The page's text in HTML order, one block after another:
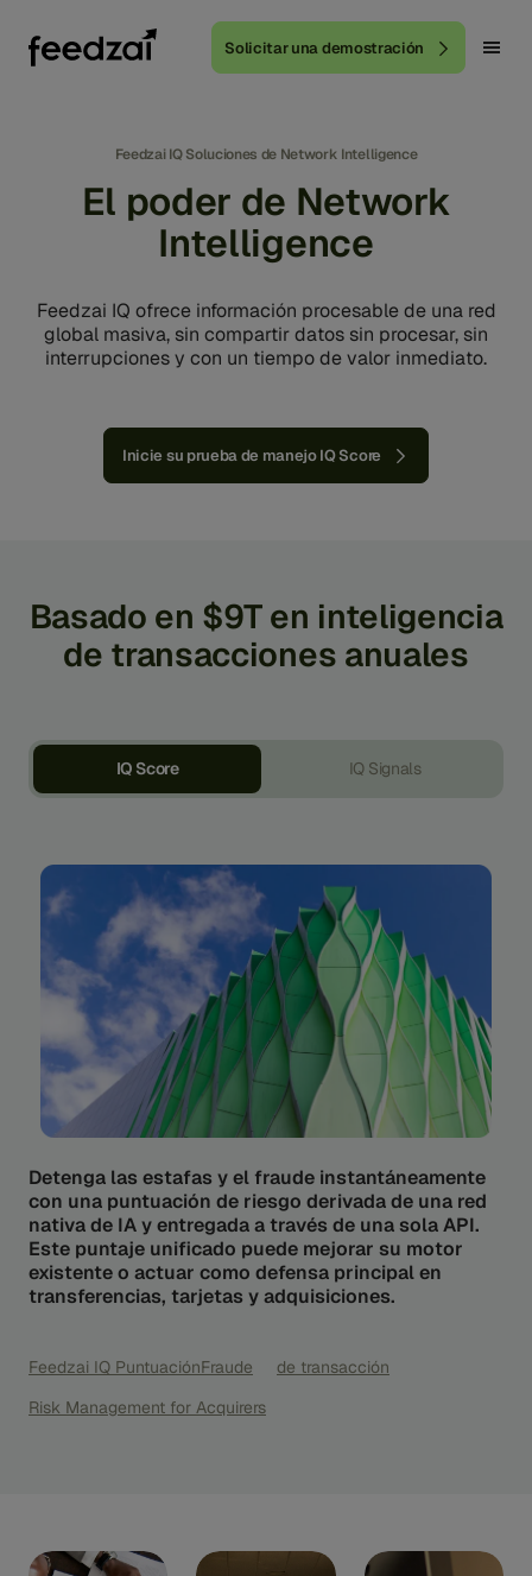
Solicitar una demostración
Feedzai IQ Soluciones de Network Intelligence
El poder de Network
Intelligence
Feedzai IQ ofrece información procesable de una red
global masiva, sin compartir datos sin procesar, sin
interrupciones y con un tiempo de valor inmediato.
Inicie su prueba de manejo IQ Score
Basado en $9T en inteligencia
de transacciones anuales
IQ Score IQ Signals
Detenga las estafas y el fraude instantáneamente
con una puntuación de riesgo derivada de una red
nativa de IA y entregada a través de una sola API.
Este puntaje unificado puede mejorar su motor
existente o actuar como defensa principal en
transferencias, tarjetas y adquisiciones.
Feedzai IQ PuntuaciónFraude
de transacción
Risk Management for Acquirers